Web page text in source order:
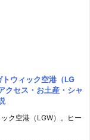
ウィック空港（LG
クセス・お土産・シャ
ク空港（LGW）。ヒー